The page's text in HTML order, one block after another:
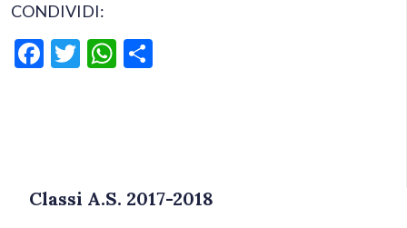
CONDIVIDI:
Facebook
TwitterWhatsApp
Classi A.S. 2017-2018